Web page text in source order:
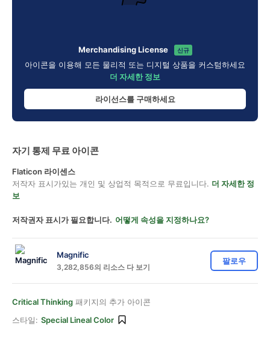
Merchandising License 신규
아이콘을 이용해 모든 물리적 또는 디지털 상품을 커스텀하세요
더 자세한 정보
라이선스를 구매하세요
자기 통제 무료 아이콘
Flaticon 라이센스
저작자 표시가있는 개인 및 상업적 목적으로 무료입니다. 더 자세한 정
보
저작권자 표시가 필요합니다. 어떻게 속성을 지정하나요?
Magnific
3,282,856의 리소스 다 보기
팔로우
Critical Thinking 패키지의 추가 아이콘
스타일: Special Lineal Color